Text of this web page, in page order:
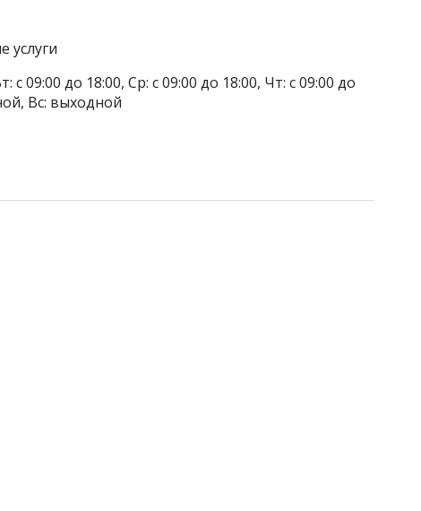
услуги
09:00 до 18:00, Ср: с 09:00 до 18:00, Чт: с 09:00 до
Вс: выходной